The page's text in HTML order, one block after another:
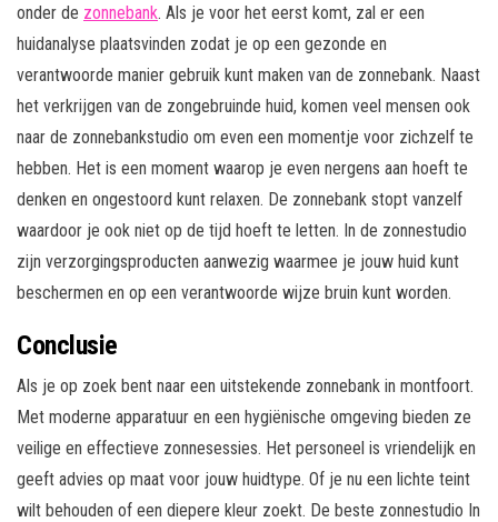
onder de zonnebank. Als je voor het eerst komt, zal er een
huidanalyse plaatsvinden zodat je op een gezonde en
verantwoorde manier gebruik kunt maken van de zonnebank. Naast
het verkrijgen van de zongebruinde huid, komen veel mensen ook
naar de zonnebankstudio om even een momentje voor zichzelf te
hebben. Het is een moment waarop je even nergens aan hoeft te
denken en ongestoord kunt relaxen. De zonnebank stopt vanzelf
waardoor je ook niet op de tijd hoeft te letten. In de zonnestudio
zijn verzorgingsproducten aanwezig waarmee je jouw huid kunt
beschermen en op een verantwoorde wijze bruin kunt worden.
Conclusie
Als je op zoek bent naar een uitstekende zonnebank in montfoort.
Met moderne apparatuur en een hygiënische omgeving bieden ze
veilige en effectieve zonnesessies. Het personeel is vriendelijk en
geeft advies op maat voor jouw huidtype. Of je nu een lichte teint
wilt behouden of een diepere kleur zoekt. De beste zonnestudio In